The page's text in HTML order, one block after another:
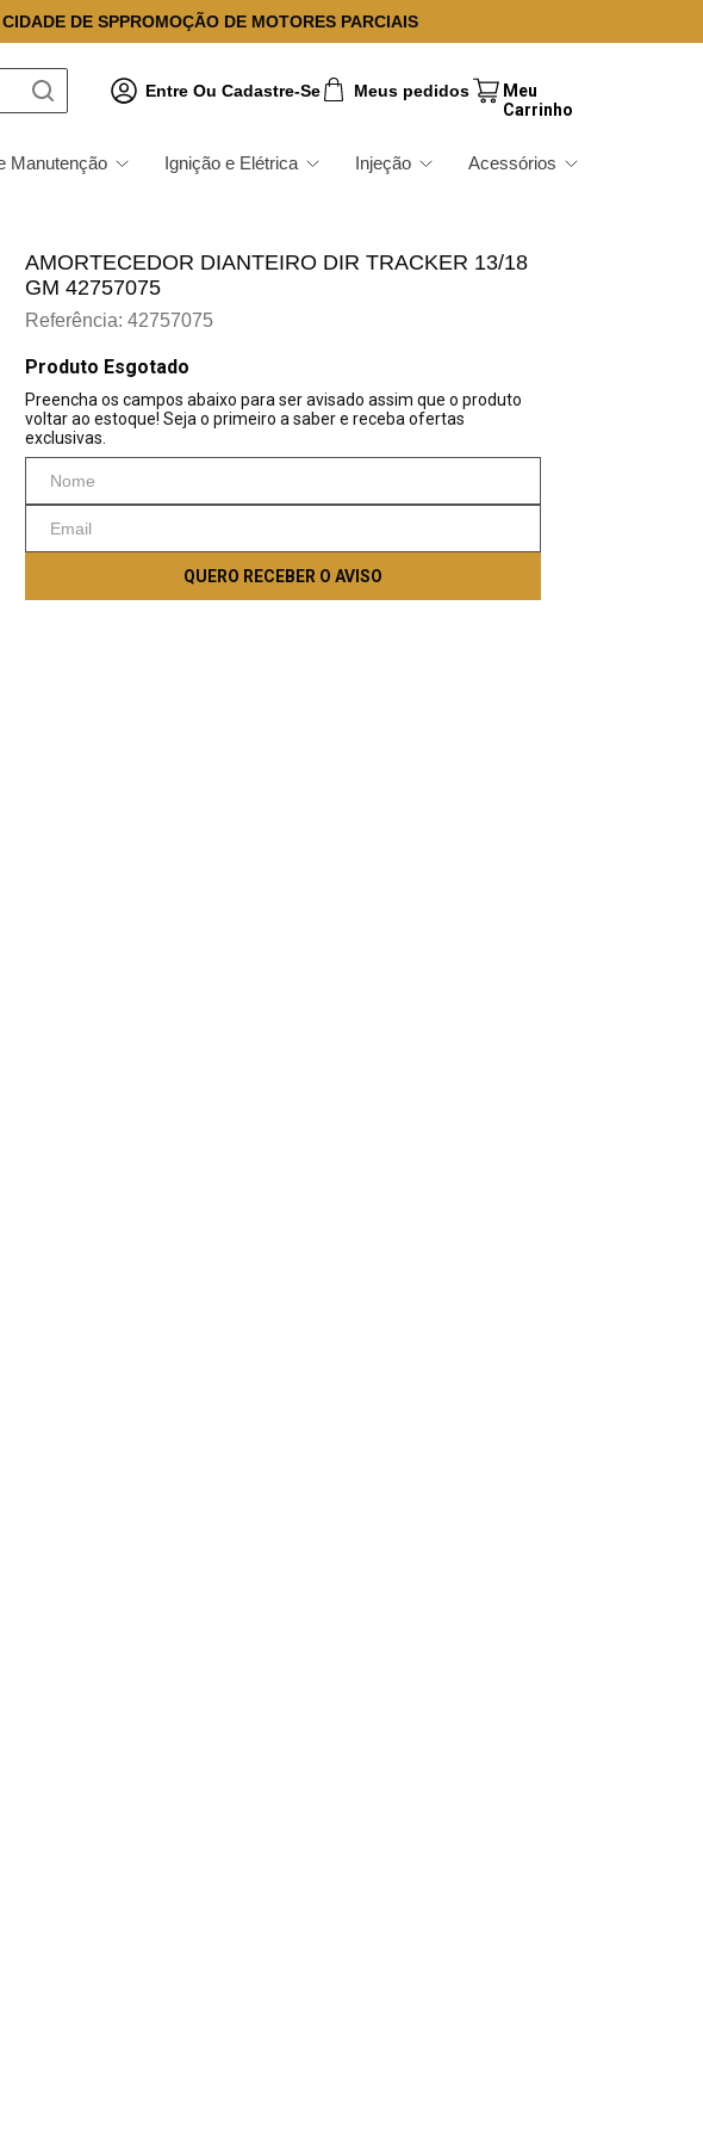
DE SPPROMOÇÃO DE MOTORES PARCIAIS
Entre Ou Cadastre-Se Meus pedidos
Manutenção Ignição e Elétrica Injeção Acessórios
AMORTECEDOR DIANTEIRO DIR TRACKER 13/18
GM 42757075
Referência: 42757075